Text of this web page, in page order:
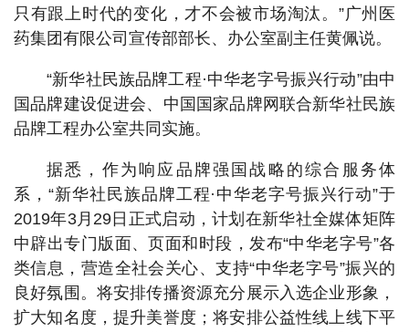
只有跟上时代的变化，才不会被市场淘汰。”广州医
药集团有限公司宣传部部长、办公室副主任黄佩说。
“新华社民族品牌工程·中华老字号振兴行动”由中
国品牌建设促进会、中国国家品牌网联合新华社民族
品牌工程办公室共同实施。
据悉，作为响应品牌强国战略的综合服务体
系，“新华社民族品牌工程·中华老字号振兴行动”于
2019年3月29日正式启动，计划在新华社全媒体矩阵
中辟出专门版面、页面和时段，发布“中华老字号”各
类信息，营造全社会关心、支持“中华老字号”振兴的
良好氛围。将安排传播资源充分展示入选企业形象，
扩大知名度，提升美誉度；将安排公益性线上线下平